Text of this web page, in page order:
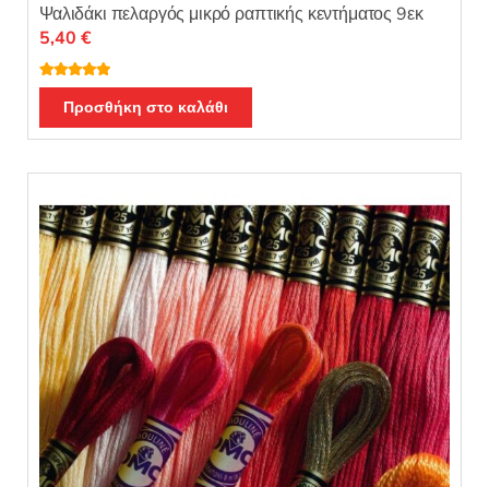
Ψαλιδάκι πελαργός μικρό ραπτικής κεντήματος 9εκ
Βαθμολογή
θηκε με 5.00
από 5
5,40 €
Προσθήκη στο καλάθι